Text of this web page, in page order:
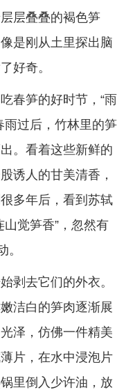
层叠叠的褐色笋
是刚从土里探出脑
好奇。
春笋的好时节，“雨
雨过后，竹林里的笋
。看着这些新鲜的
诱人的甘美清香，
多年后，看到苏轼
觉笋香”，忽然有
。
剥去它们的外衣。
洁白的笋肉逐渐展
泽，仿佛一件精美
片，在水中浸泡片
里倒入少许油，放